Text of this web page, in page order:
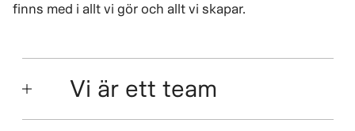
finns med i allt vi gör och allt vi skapar.
Vi är ett team